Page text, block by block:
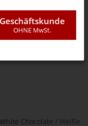
Geschäftskunde
OHNE MwSt.